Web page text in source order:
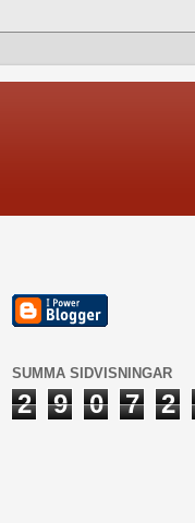
SUMMA SIDVISNINGAR
2 9 0 7 2